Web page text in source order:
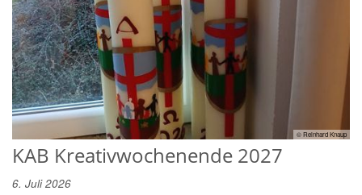
© Reinhard Knaup
KAB Kreativwochenende 2027
6. Juli 2026